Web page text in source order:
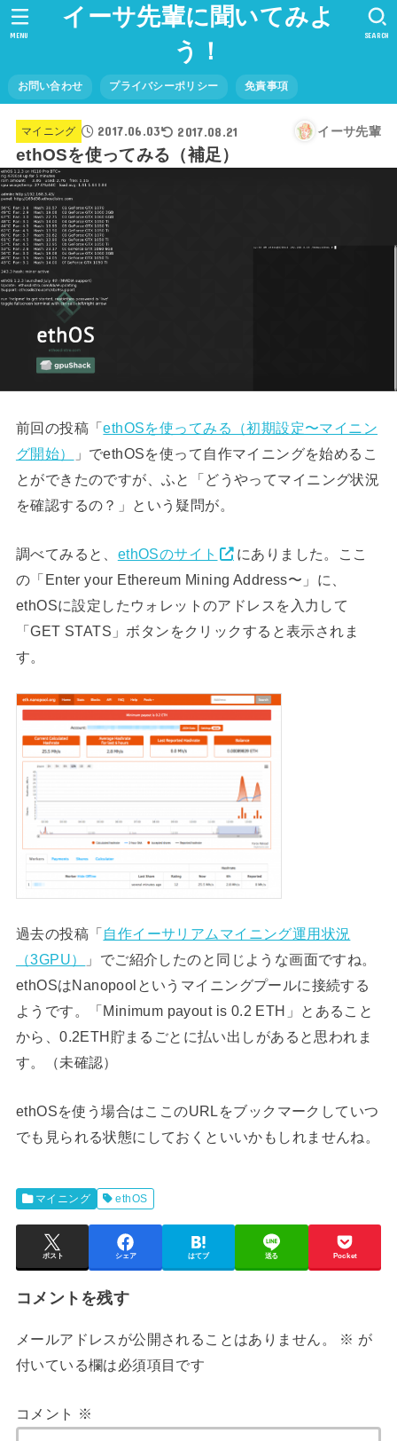
イーサ先輩に聞いてみよ
う！
お問い合わせ プライバシーポリシー 免責事項
SEARCH
MENU
マイニング 2017.06.03 2017.08.21 イーサ先輩
ethOSを使ってみる（補足）
前回の投稿「ethOSを使ってみる（初期設定〜マイニン
グ開始）
」でethOSを使って自作マイニングを始めるこ
とができたのですが、ふと「どうやってマイニング状況
を確認するの？」という疑問が。
調べてみると、 ethOSのサイト
にありました。ここ
の「Enter your Ethereum Mining Address〜」に、
ethOSに設定したウォレットのアドレスを入力して
「GET STATS」ボタンをクリックすると表示されま
す。
過去の投稿「自作イーサリアムマイニング運用状況
（3GPU）
」でご紹介したのと同じような画面ですね。
ethOSはNanopoolというマイニングプールに接続する
ようです。「Minimum payout is 0.2 ETH」とあること
から、0.2ETH貯まるごとに払い出しがあると思われま
す。（未確認）
ethOSを使う場合はここのURLをブックマークしていつ
でも見られる状態にしておくといいかもしれませんね。
マイニング ethOS
ポスト シェア はてブ 送る Pocket
コメントを残す
メールアドレスが公開されることはありません。 ※ が
付いている欄は必須項目です
コメント ※